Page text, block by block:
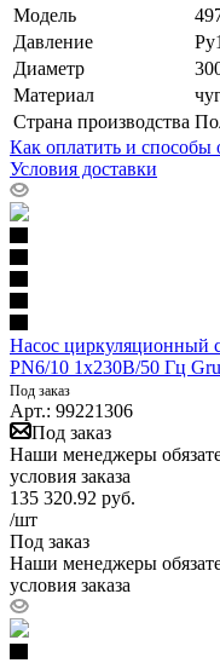
Модель
Давление
Диаметр
Материал
Страна производства
Как оплатить и способы
Условия доставки
Насос циркуляционный
PN6/10 1х230В/50 Гц
Под заказ
Арт.: 99221306
Под заказ
Наши менеджеры
условия заказа
135 320.92 руб.
/шт
Под заказ
Наши менеджеры
условия заказа